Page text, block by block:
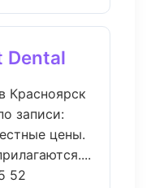
Dental
Красноярск
записи:
цены.
52